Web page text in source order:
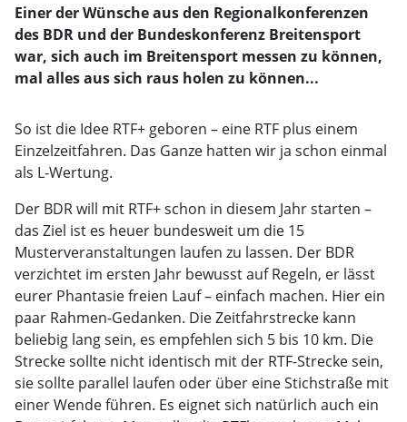
Einer der Wünsche aus den Regionalkonferenzen
des BDR und der Bundeskonferenz Breitensport
war, sich auch im Breitensport messen zu können,
mal alles aus sich raus holen zu können...
So ist die Idee RTF+ geboren – eine RTF plus einem
Einzelzeitfahren. Das Ganze hatten wir ja schon einmal
als L-Wertung.
Der BDR will mit RTF+ schon in diesem Jahr starten –
das Ziel ist es heuer bundesweit um die 15
Musterveranstaltungen laufen zu lassen. Der BDR
verzichtet im ersten Jahr bewusst auf Regeln, er lässt
eurer Phantasie freien Lauf – einfach machen. Hier ein
paar Rahmen-Gedanken. Die Zeitfahrstrecke kann
beliebig lang sein, es empfehlen sich 5 bis 10 km. Die
Strecke sollte nicht identisch mit der RTF-Strecke sein,
sie sollte parallel laufen oder über eine Stichstraße mit
einer Wende führen. Es eignet sich natürlich auch ein